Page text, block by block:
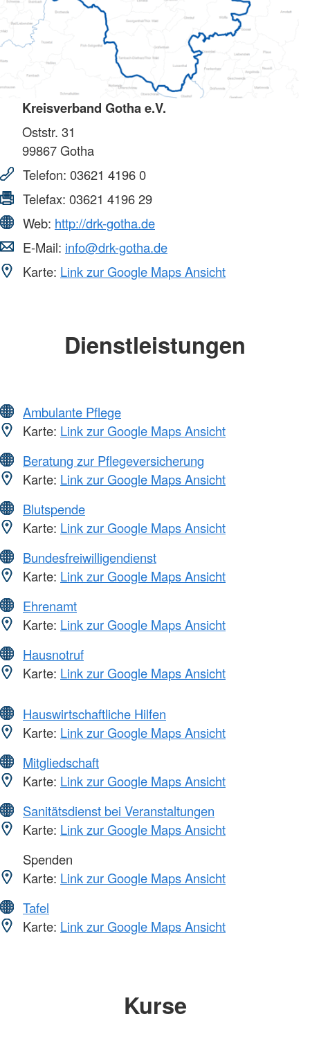
Kreisverband Gotha e.V.
Oststr. 31
99867Gotha
Telefon: 03621 4196 0
Telefax: 03621 4196 29
Web: http://drk-gotha.de
E-Mail: info@drk-gotha.de
Karte: Link zur Google Maps Ansicht
Dienstleistungen
Ambulante Pflege
Karte: Link zur Google Maps Ansicht
Beratung zur Pflegeversicherung
Karte: Link zur Google Maps Ansicht
Blutspende
Karte: Link zur Google Maps Ansicht
Bundesfreiwilligendienst
Karte: Link zur Google Maps Ansicht
Ehrenamt
Karte: Link zur Google Maps Ansicht
Hausnotruf
Karte: Link zur Google Maps Ansicht
Hauswirtschaftliche Hilfen
Karte: Link zur Google Maps Ansicht
Mitgliedschaft
Karte: Link zur Google Maps Ansicht
Sanitätsdienst bei Veranstaltungen
Karte: Link zur Google Maps Ansicht
Spenden
Karte: Link zur Google Maps Ansicht
Tafel
Karte: Link zur Google Maps Ansicht
Kurse